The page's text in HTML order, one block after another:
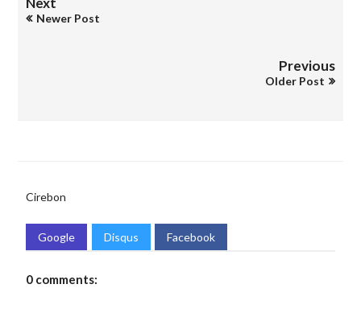
Newer Post
Previous
Older Post
Cirebon
Google Disqus Facebook
0 comments: